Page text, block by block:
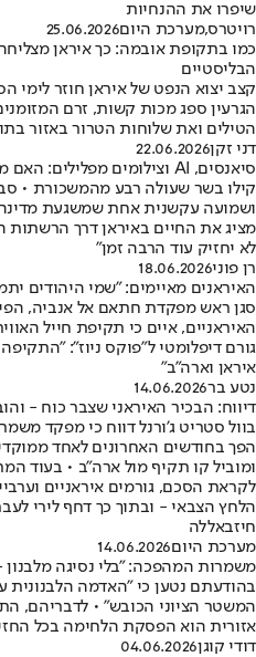
שיפרו את ההנחיות
רויטרס,מערכת היום25.06.2026
כמו בתקופת אובמה: כך איראן
הבליסטיים
קצב יצוא הנפט של איראן חוזר לימי
הגרעין ספג מכות קשות, זרם
הטילים ואת שלוחות הטרור באזור
דני זקן22.06.2026
סיאנסים, AI וצילומים מפלילים: האם מוג'תבא חמינאי מת?
קילו בשר שעולה רבע מהמשכורת •
ושמועה עקשנית אחת שמשגעת
מציג את החיים באיראן דרך
לא יחזיק עוד הרבה זמן"
רן פוני18.06.2026
האיראנים מאיימים: "שמי היהודים
סגן ראש מפקדת חתאם אל אנביה,
האיראניים, איים כי תקיפת חייל
גורם דיפלומטי ל"פוקס ניוז":
איראן וארה"ב"
נטע בר14.06.2026
דיווח: הבכיר האיראני שצבר כוח -
בוול סטריט ג'ורנל דווח כי מפקד
הפך בחודשים האחרונים לאחד
ומוביל קו תקיף מול ארה"ב • בעוד
לקראת הסכם, גורמים איראניים
הלחץ הצבאי - ובתוך כך דחף לירי
חיזבאללה
מערכת היום14.06.2026
משמרות המהפכה: "בלי נסיגה מלבנון
בהודעתם נטען כי "האדמה הלבנונית
המשטר הציוני הכובש" • לדבריהם,
אזורית הוא הפסקת הלחימה בכל
דודי קוגן04.06.2026